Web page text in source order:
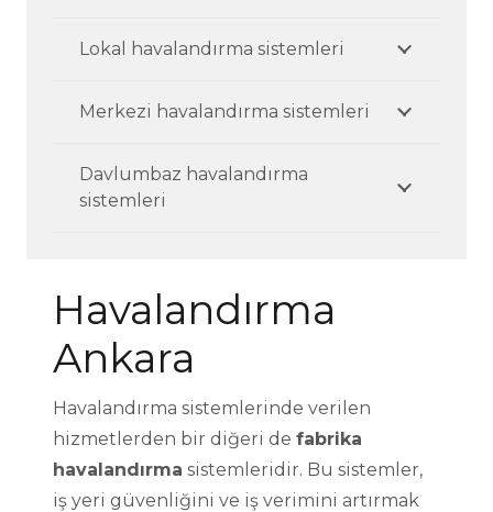
Lokal havalandırma sistemleri
Merkezi havalandırma sistemleri
Davlumbaz havalandırma
sistemleri
Havalandırma
Ankara
Havalandırma sistemlerinde verilen
hizmetlerden bir diğeri de fabrika
havalandırma sistemleridir. Bu sistemler,
iş yeri güvenliğini ve iş verimini artırmak